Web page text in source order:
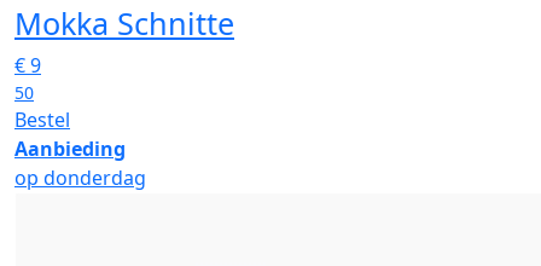
Mokka Schnitte
€9
50
Bestel
Aanbieding
op donderdag